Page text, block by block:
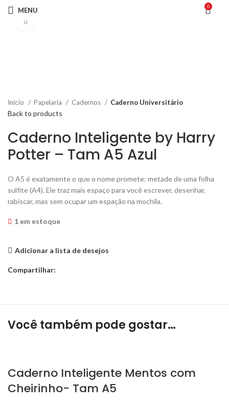
MENU 0
Início Papelaria Cadernos Caderno Universitário
Back to products
Caderno Inteligente by Harry
Potter – Tam A5 Azul
O A5 é exatamente o que o nome promete: metade de uma folha
sulfite (A4). Ele traz mais espaço para você escrever, desenhar,
rabiscar, mas sem ocupar um espação na mochila.
1 em estoque
Adicionar a lista de desejos
Compartilhar:
Você também pode gostar…
Caderno Inteligente Mentos com
Cheirinho- Tam A5